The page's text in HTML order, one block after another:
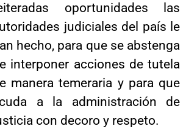
oportunidades las
judiciales del país le
hecho, para que se abstenga
interponer acciones de tutela
manera temeraria y para que
a la administración de
con decoro y respeto.